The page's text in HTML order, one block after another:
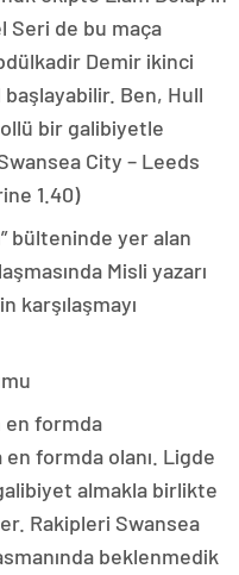
Seri de bu maça
Demir ikinci
başlayabilir. Ben, Hull
bir galibiyetle
City – Leeds
1.40)
bülteninde yer alan
Misli yazarı
karşılaşmayı
en formda
en formda olanı. Ligde
almakla birlikte
Rakipleri Swansea
beklenmedik